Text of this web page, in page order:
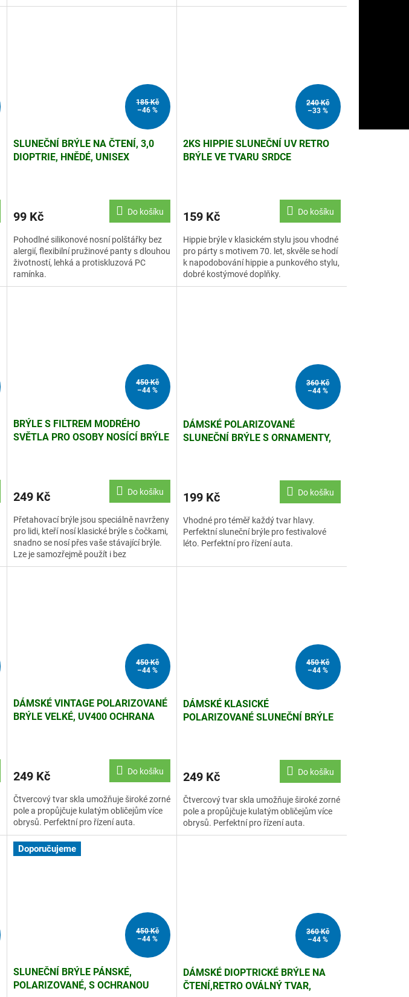
outdoorové...
185 Kč
–46 %
SLUNEČNÍ BRÝLE NA ČTENÍ, 3,0
DIOPTRIE, HNĚDÉ, UNISEX
99 Kč Do košíku
Pohodlné silikonové nosní polštářky bez
alergií, flexibilní pružinové panty s dlouhou
životností, lehká a protiskluzová PC
ramínka.
240 Kč
–33 %
2KS HIPPIE SLUNEČNÍ UV RETRO
BRÝLE VE TVARU SRDCE
159 Kč Do košíku
Hippie brýle v klasickém stylu jsou vhodné
pro párty s motivem 70. let, skvěle se hodí
k napodobování hippie a punkového stylu,
dobré kostýmové doplňky.
450 Kč
–44 %
BRÝLE S FILTREM MODRÉHO
SVĚTLA PRO OSOBY NOSÍCÍ BRÝLE
249 Kč Do košíku
Přetahovací brýle jsou speciálně navrženy
pro lidi, kteří nosí klasické brýle s čočkami,
snadno se nosí přes vaše stávající brýle.
Lze je samozřejmě použít i bez
klasických...
360 Kč
–44 %
DÁMSKÉ POLARIZOVANÉ
SLUNEČNÍ BRÝLE S ORNAMENTY,
199 Kč Do košíku
Vhodné pro téměř každý tvar hlavy.
Perfektní sluneční brýle pro festivalové
léto. Perfektní pro řízení auta.
450 Kč
–44 %
DÁMSKÉ VINTAGE POLARIZOVANÉ
BRÝLE VELKÉ, UV400 OCHRANA
249 Kč Do košíku
Čtvercový tvar skla umožňuje široké zorné
pole a propůjčuje kulatým obličejům více
obrysů. Perfektní pro řízení auta.
450 Kč
–44 %
DÁMSKÉ KLASICKÉ
POLARIZOVANÉ SLUNEČNÍ BRÝLE
249 Kč Do košíku
Čtvercový tvar skla umožňuje široké zorné
pole a propůjčuje kulatým obličejům více
obrysů. Perfektní pro řízení auta.
Doporučujeme
450 Kč
–44 %
SLUNEČNÍ BRÝLE PÁNSKÉ,
POLARIZOVANÉ, S OCHRANOU
360 Kč
–44 %
DÁMSKÉ DIOPTRICKÉ BRÝLE NA
ČTENÍ,RETRO OVÁLNÝ TVAR,